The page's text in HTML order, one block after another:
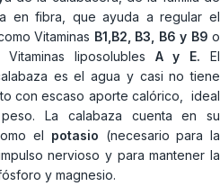
en fibra, que ayuda a regular el
Vitaminas B1,B2, B3, B6 y B9 o
Vitaminas liposolubles A y E.El
es el agua y casi no tiene
con escaso aporte calórico, ideal
La calabaza cuenta en su
el potasio (necesario para la
nervioso y para mantener la
y magnesio.